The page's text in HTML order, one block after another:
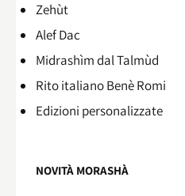
Zehùt
Alef Dac
Midrashìm dal Talmùd
Rito italiano Benè Romi​
Edizioni personalizzate
NOVITÀ MORASHÀ